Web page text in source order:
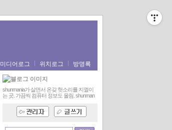
미디어로그 위치로그 방명록
shunmania가 살면서 온갖 헛소리를 지껄이
는 곳. 가끔씩 컴퓨터 정보도 올림. shunman